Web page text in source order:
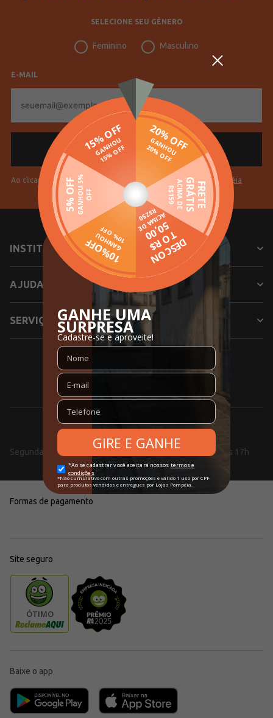
SELECIONE SEU GÊNERO
Feminino Masculino
E-MAIL
mail
Ao clicar em "Cadastrar" você aceita os Termos de Uso da Pompéia
INSTITUCIONAL
AJUDA
SERVIÇOS
SIGA NOSSAS REDES SOCIAIS
0800 000 5353
Segunda a Sexta, das 08h às 18h e aos Sábados, das 10h às 17h
Formas de pagamento
Site seguro
Baixe o app